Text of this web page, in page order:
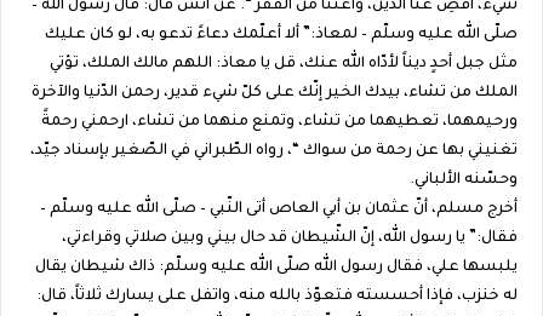
شيء، اقضِ عنّا الدّين، وأغننا من الفقر “. عن أنس قال: قال رسول الله –
صلّى الله عليه وسلّم – لمعاذ:” ألا أعلّمك دعاءً تدعو به، لو كان عليك
مثل جبل أحدٍ ديناً لأدّاه الله عنك، قل يا معاذ: اللهم مالك الملك، تؤتي
الملك من تشاء، بيدك الخير إنّك على كلّ شيء قدير، رحمن الدّنيا والآخرة
ورحيمهما، تعطيهما من تشاء، وتمنع منهما من تشاء، ارحمني رحمةً
تغنيني بها عن رحمة من سواك “، رواه الطّبراني في الصّغير بإسناد جيّد،
وحسّنه الألباني.
أخرج مسلم، أنّ عثمان بن أبي العاص أتى النّبي – صلّى الله عليه وسلّم –
فقال:” يا رسول الله، إنّ الشّيطان قد حال بيني وبين صلاتي وقراءتي،
يلبسها علي، فقال رسول الله صلّى الله عليه وسلّم: ذاك شيطان يقال
له خنزب، فإذا أحسسته فتعوّذ بالله منه، واتفل على يسارك ثلاثاً، قال: